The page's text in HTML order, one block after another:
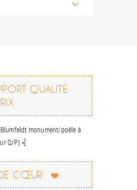
QUALITÉ
monument/poêle à
Q/P) »]
CŒUR